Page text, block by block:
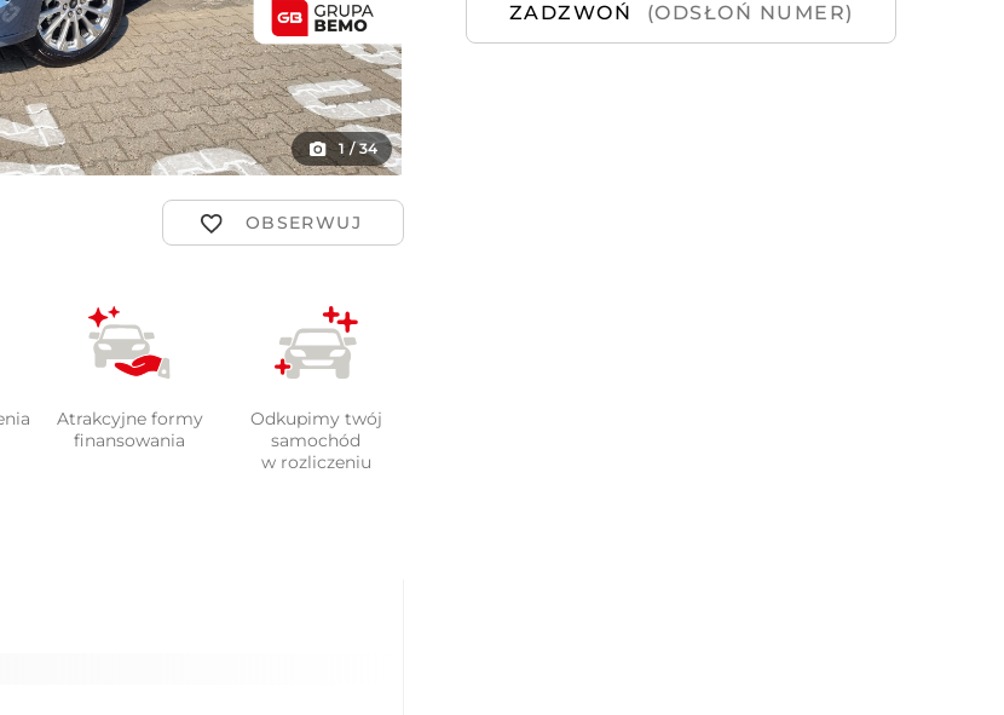
1 / 34
Atrakcyjne formy
finansowania
Odkupimy twój
samochód
w rozliczeniu
ZADZWOŃ (ODSŁOŃ NUMER)